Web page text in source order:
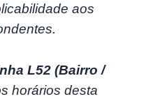
aos
L52 (Bairro /
horários desta